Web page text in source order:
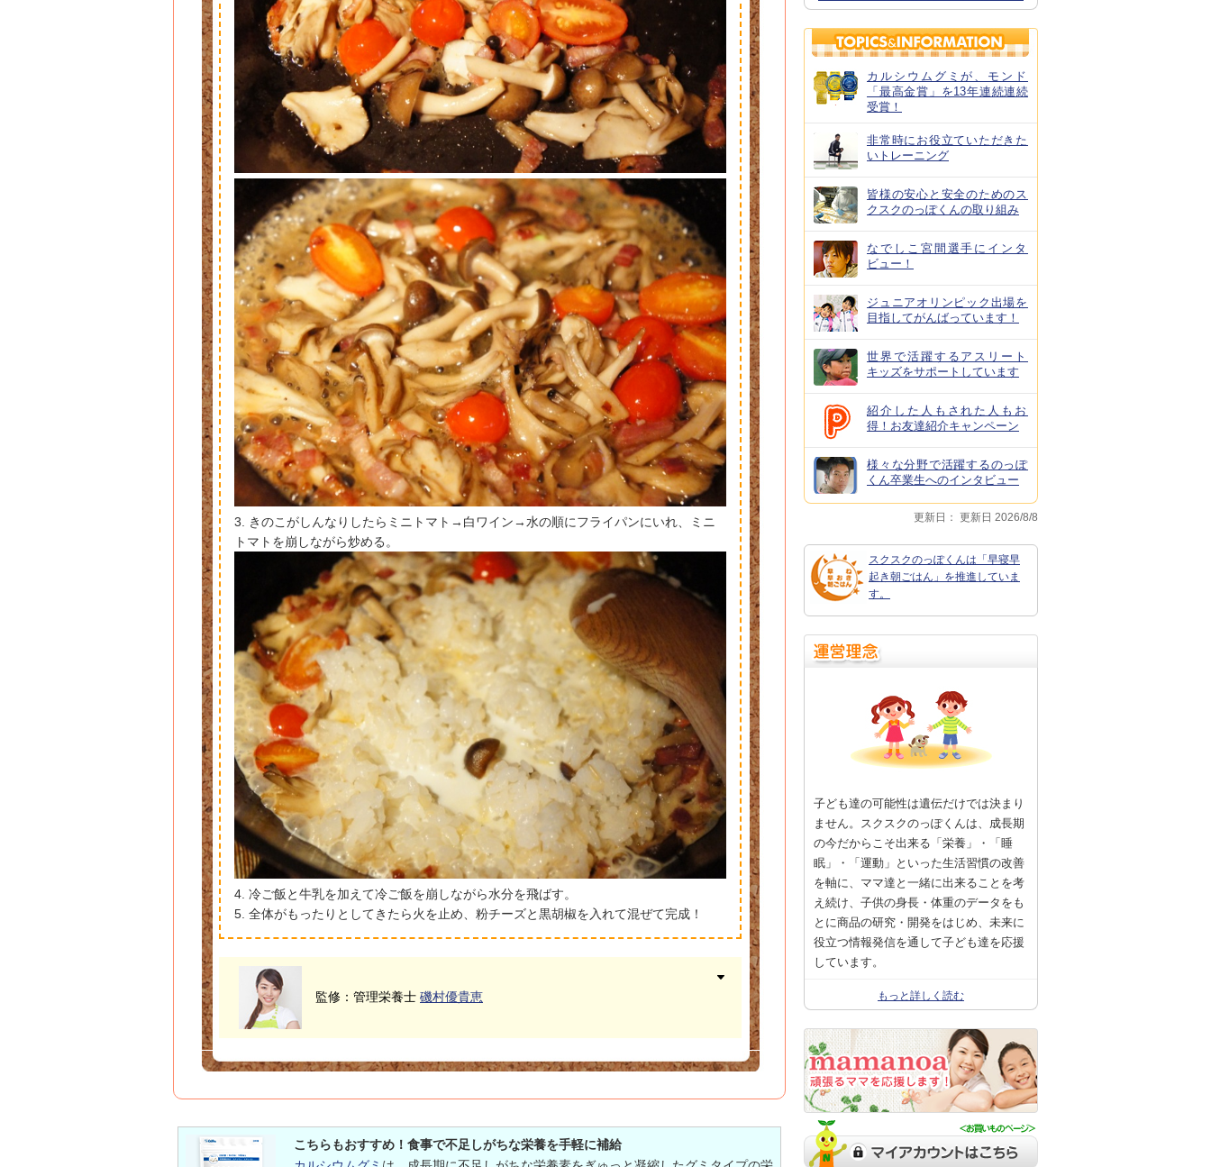
3. きのこがしんなりしたらミニトマト→白ワイン→水の順にフライパンにいれ、ミニ
トマトを崩しながら炒める。
4. 冷ご飯と牛乳を加えて冷ご飯を崩しながら水分を飛ばす。
5. 全体がもったりとしてきたら火を止め、粉チーズと黒胡椒を入れて混ぜて完成！
監修：管理栄養士 磯村優貴恵
こちらもおすすめ！食事で不足しがちな栄養を手軽に補給
カルシウムグミが、モンド
「最高金賞」を13年連続連続
受賞！
非常時にお役立ていただきた
いトレーニング
皆様の安心と安全のためのス
クスクのっぽくんの取り組み
なでしこ宮間選手にインタ
ビュー！
ジュニアオリンピック出場を
目指してがんばっています！
世界で活躍するアスリート
キッズをサポートしています
紹介した人もされた人もお
得！お友達紹介キャンペーン
様々な分野で活躍するのっぽ
くん卒業生へのインタビュー
更新日： 更新日 2026/8/8
スクスクのっぽくんは「早寝早
起き朝ごはん」を推進していま
す。
子ども達の可能性は遺伝だけでは決まり
ません。スクスクのっぽくんは、成長期
の今だからこそ出来る「栄養」・「睡
眠」・「運動」といった生活習慣の改善
を軸に、ママ達と一緒に出来ることを考
え続け、子供の身長・体重のデータをも
とに商品の研究・開発をはじめ、未来に
役立つ情報発信を通して子ども達を応援
しています。
もっと詳しく読む